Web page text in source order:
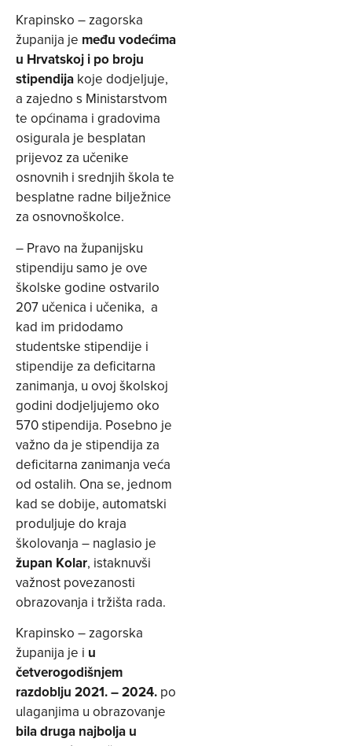
Krapinsko – zagorska
županija je među vodećima
u Hrvatskoj i po broju
stipendija koje dodjeljuje,
a zajedno s Ministarstvom
te općinama i gradovima
osigurala je besplatan
prijevoz za učenike
osnovnih i srednjih škola te
besplatne radne bilježnice
za osnovnoškolce.
– Pravo na županijsku
stipendiju samo je ove
školske godine ostvarilo
207 učenica i učenika, a
kad im pridodamo
studentske stipendije i
stipendije za deficitarna
zanimanja, u ovoj školskoj
godini dodjeljujemo oko
570 stipendija. Posebno je
važno da je stipendija za
deficitarna zanimanja veća
od ostalih. Ona se, jednom
kad se dobije, automatski
produljuje do kraja
školovanja – naglasio je
župan Kolar, istaknuvši
važnost povezanosti
obrazovanja i tržišta rada.
Krapinsko – zagorska
županija je i u
četverogodišnjem
razdoblju 2021. – 2024. po
ulaganjima u obrazovanje
bila druga najbolja u